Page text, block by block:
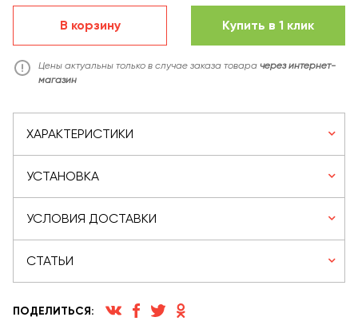
В корзину Купить в 1 клик
Цены актуальны только в случае заказа товара через интернет-
магазин
ХАРАКТЕРИСТИКИ
УСТАНОВКА
УСЛОВИЯ ДОСТАВКИ
СТАТЬИ
ПОДЕЛИТЬСЯ: